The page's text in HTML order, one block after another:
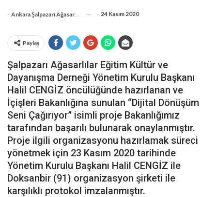
- Ankara Şalpazarı Ağasarlılar Eğitim Kültür Ve Dayanışma Derneği - 24 Kasım 2020
Paylaş
Şalpazarı Ağasarlılar Eğitim Kültür ve
Dayanışma Derneği Yönetim Kurulu Başkanı
Halil CENGİZ öncülüğünde hazırlanan ve
İçişleri Bakanlığına sunulan “Dijital Dönüşüm
Seni Çağırıyor” isimli proje Bakanlığımız
tarafından başarılı bulunarak onaylanmıştır.
Proje ilgili organizasyonu hazırlamak süreci
yönetmek için 23 Kasım 2020 tarihinde
Yönetim Kurulu Başkanı Halil CENGİZ ile
Doksanbir (91) organizasyon şirketi ile
karşılıklı protokol imzalanmıştır.